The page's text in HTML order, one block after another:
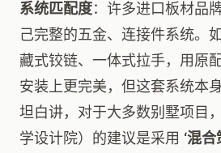
系统匹配度：许多进口板材品
己完整的五金、连接件系统。
藏式铰链、一体式拉手，用原
安装上更完美，但这套系统本身
坦白讲，对于大多数别墅项目
学设计院）的建议是采用 ‘混合